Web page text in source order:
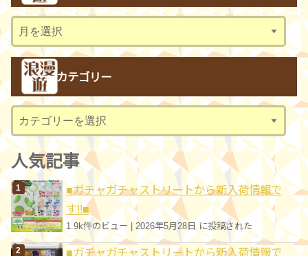
ー
イ
ブ
カテゴリー
テ
ゴ
リ
ー
人気記事
■ガチャガチャストリートから新入荷情報で
す!!■
1.9k件のビュー | 2026年5月28日 に投稿された
■ガチャガチャストリートから新入荷情報で